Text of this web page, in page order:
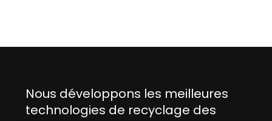
Nous développons les meilleures
technologies de recyclage des